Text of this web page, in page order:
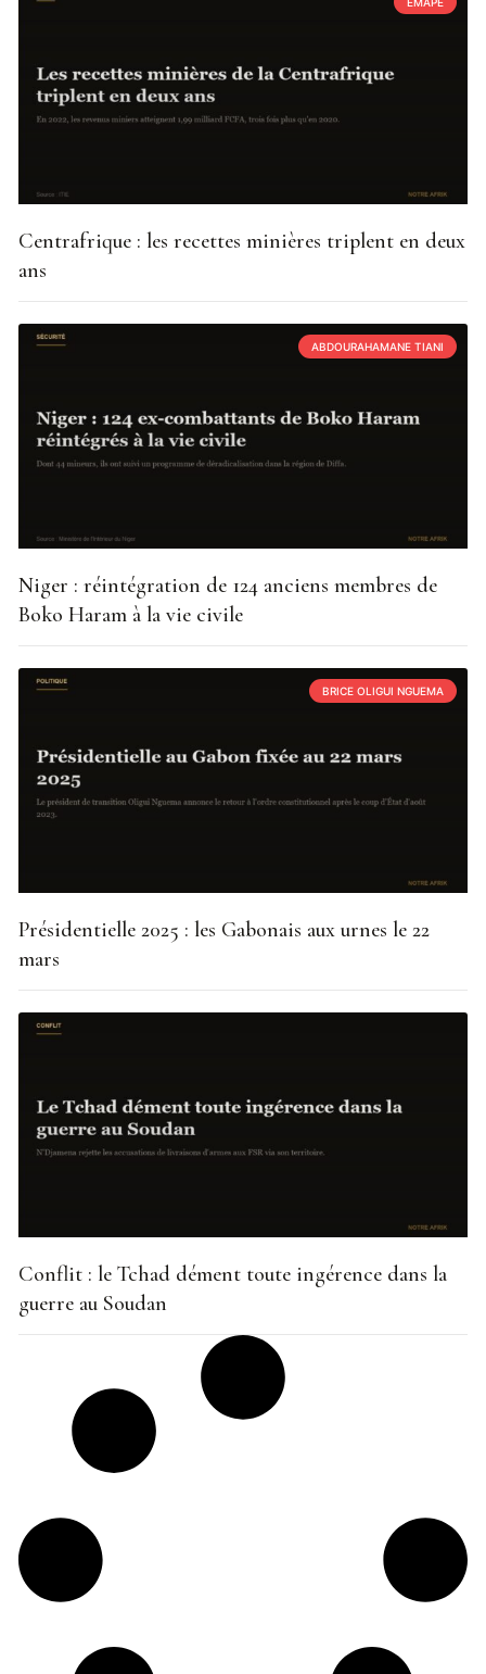
Centrafrique : les recettes minières triplent en deux
ans
ABDOURAHAMANE TIANI
Niger : réintégration de 124 anciens membres de
Boko Haram à la vie civile
BRICE OLIGUI NGUEMA
Présidentielle 2025 : les Gabonais aux urnes le 22
mars
Conflit : le Tchad dément toute ingérence dans la
guerre au Soudan